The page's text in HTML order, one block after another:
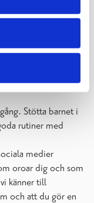
är Katja Roni tfn
Stötta barnet i
rutiner med
medier
oroar dig och som
känner till
och att du gör en